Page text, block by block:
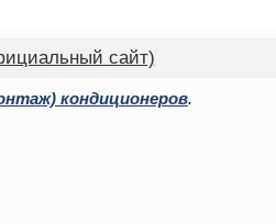
сайт)
кондиционеров.